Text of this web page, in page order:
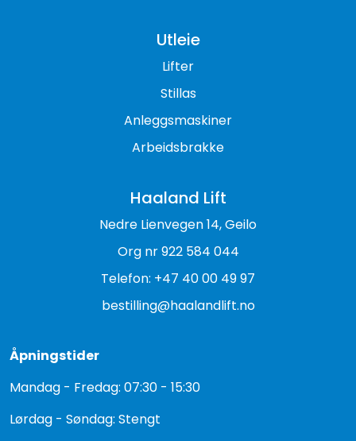
Utleie
Lifter
Stillas
Anleggsmaskiner
Arbeidsbrakke
Haaland Lift
Nedre Lienvegen 14, Geilo
Org nr 922 584 044
Telefon: +47 40 00 49 97
bestilling@haalandlift.no
Åpningstider
Mandag - Fredag: 07:30 - 15:30
Lørdag - Søndag: Stengt